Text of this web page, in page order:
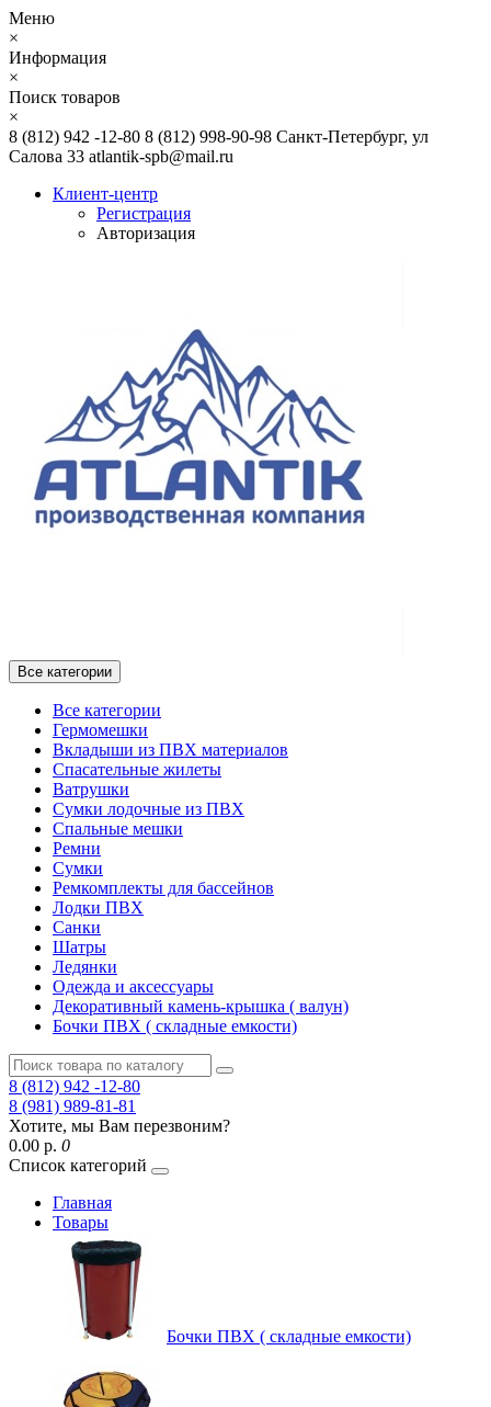
Меню
×
Информация
×
Поиск товаров
×
8 (812) 942 -12-80 8 (812) 998-90-98 Санкт-Петербург, ул
Салова 33 atlantik-spb@mail.ru
Клиент-центр
Регистрация
Авторизация
Все категории
Все категории
Гермомешки
Вкладыши из ПВХ материалов
Спасательные жилеты
Ватрушки
Сумки лодочные из ПВХ
Спальные мешки
Ремни
Сумки
Ремкомплекты для бассейнов
Лодки ПВХ
Санки
Шатры
Ледянки
Одежда и аксессуары
Декоративный камень-крышка ( валун)
Бочки ПВХ ( складные емкости)
8 (812) 942 -12-80
8 (981) 989-81-81
Хотите, мы Вам перезвоним?
0.00 р. 0
Список категорий
Главная
Товары
Бочки ПВХ ( складные емкости)